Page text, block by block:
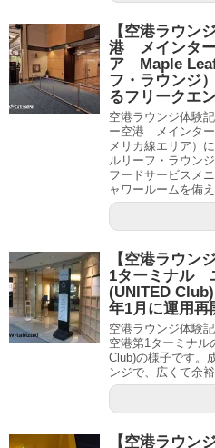
【空港ラウン
港 メインタ
ア Maple
フ・ラウンジ
るフリークエ
空港ラウンジ体験
ー空港 メインタ
メリカ線エリア）
ルリーフ・ラウン
フードサービスメ
ャワールームを備え
【空港ラウン
1ターミナル
(UNITED
年1月に運用再
空港ラウンジ体験
空港第1ターミナル
Club)の様子です。
ンジで、広くて余
【空港ラウン